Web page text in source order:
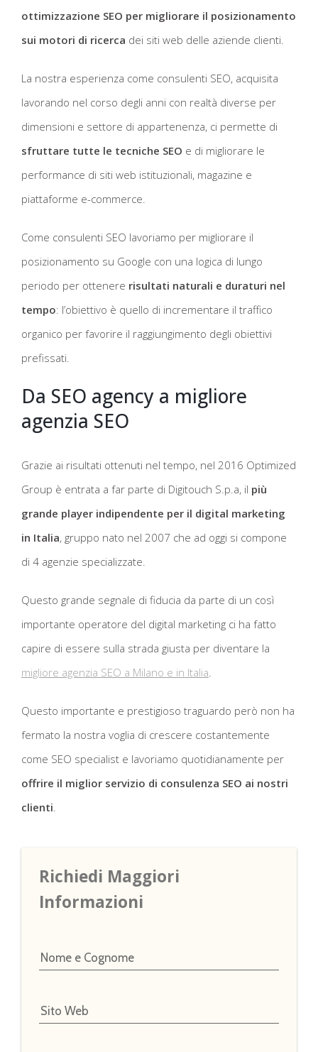
ottimizzazione SEO per migliorare il posizionamento
sui motori di ricerca dei siti web delle aziende clienti.
La nostra esperienza come consulenti SEO, acquisita
lavorando nel corso degli anni con realtà diverse per
dimensioni e settore di appartenenza, ci permette di
sfruttare tutte le tecniche SEO e di migliorare le
performance di siti web istituzionali, magazine e
piattaforme e-commerce.
Come consulenti SEO lavoriamo per migliorare il
posizionamento su Google con una logica di lungo
periodo per ottenere risultati naturali e duraturi nel
tempo: l’obiettivo è quello di incrementare il traffico
organico per favorire il raggiungimento degli obiettivi
prefissati.
Da SEO agency a migliore
agenzia SEO
Grazie ai risultati ottenuti nel tempo, nel 2016 Optimized
Group è entrata a far parte di Digitouch S.p.a, il più
grande player indipendente per il digital marketing
in Italia, gruppo nato nel 2007 che ad oggi si compone
di 4 agenzie specializzate.
Questo grande segnale di fiducia da parte di un così
importante operatore del digital marketing ci ha fatto
capire di essere sulla strada giusta per diventare la
migliore agenzia SEO a Milano e in Italia
Questo importante e prestigioso traguardo però non ha
fermato la nostra voglia di crescere costantemente
come SEO specialist e lavoriamo quotidianamente per
offrire il miglior servizio di consulenza SEO ai nostri
clienti
Richiedi Maggiori
Informazioni
Nome e Cognome
Sito Web